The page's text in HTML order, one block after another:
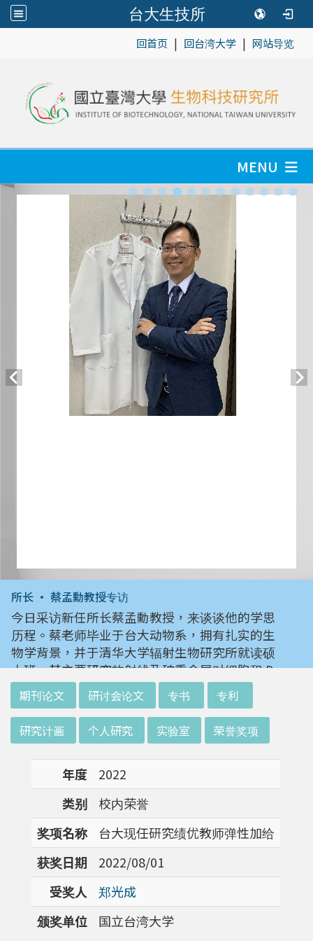
台大生技所
回首页 | 回台湾大学 | 网站导览
MENU
所长 • 蔡孟勳教授专访
今日采访新任所长蔡孟勳教授，来谈谈他的学思
历程。蔡老师毕业于台大动物系，拥有扎实的生
物学背景，并于清华大学辐射生物研究所就读硕
士班。其主要研究放射线及砷重金属对细胞和 D
NA 的伤害及细胞表型的改变。就读阳明大学博
士班时，选定研究长期暴露于低剂量辐射钢筋下
对人体的影响，并比较其他国家高剂量暴露下的
不同影响。在美国国家卫生研究院从事博士后研
究时，开始了以微阵列技术探讨致癌物质，如重
金属以及辐射线等对肿瘤细胞的影响，同时有效
率分析以及整合生物芯片所产出之大数据。蔡老
师于1996年回到台湾大学任教后，继续以生物
芯片搭配生物资讯等为工具，开发专一性生物指
标，应用于精准农业以及侦测癌细胞转移或复发
等在精准医疗上的应用。同时，蔡老师运用次世
代定序了解台湾乳癌病患中基因体中的变异以及
演化，试图了解癌症复发机制。同时透过次世代
定序解出台湾帝雉全基因体资讯。这样的讯息是
只能从基因组分析而无法从生态调查得知，在在
期刊论文 研讨会论文 专书 专利
研究计画 个人研究 实验室 荣誉奖项
年度
2022
类别
校内荣誉
奖项名称
台大现任研究绩优教师弹性加给
获奖日期
2022/08/01
受奖人
郑光成
颁奖单位
国立台湾大学